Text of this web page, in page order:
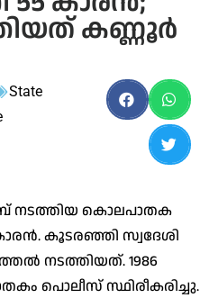
കണ്ണൂര്‍
State
നടത്തിയ കൊലപാതക
കൂടരഞ്ഞി സ്വദേശി
നടത്തിയത്. 1986
പൊലീസ് സ്ഥിരീകരിച്ചു.